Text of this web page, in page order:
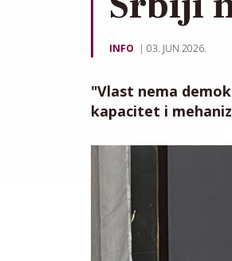
INFO 03. JUN 2026.
"Vlast nema
kapacitet i